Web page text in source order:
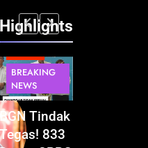
Highlights
BREAKING
NEWS
BGN Tindak
Tegas! 833